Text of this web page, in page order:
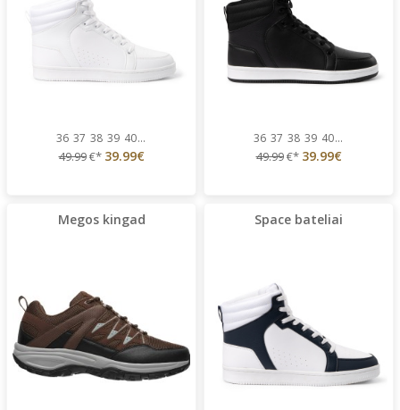
36 37 38 39 40...
49.99€* 39.99€
36 37 38 39 40...
49.99€* 39.99€
Megos kingad Space bateliai